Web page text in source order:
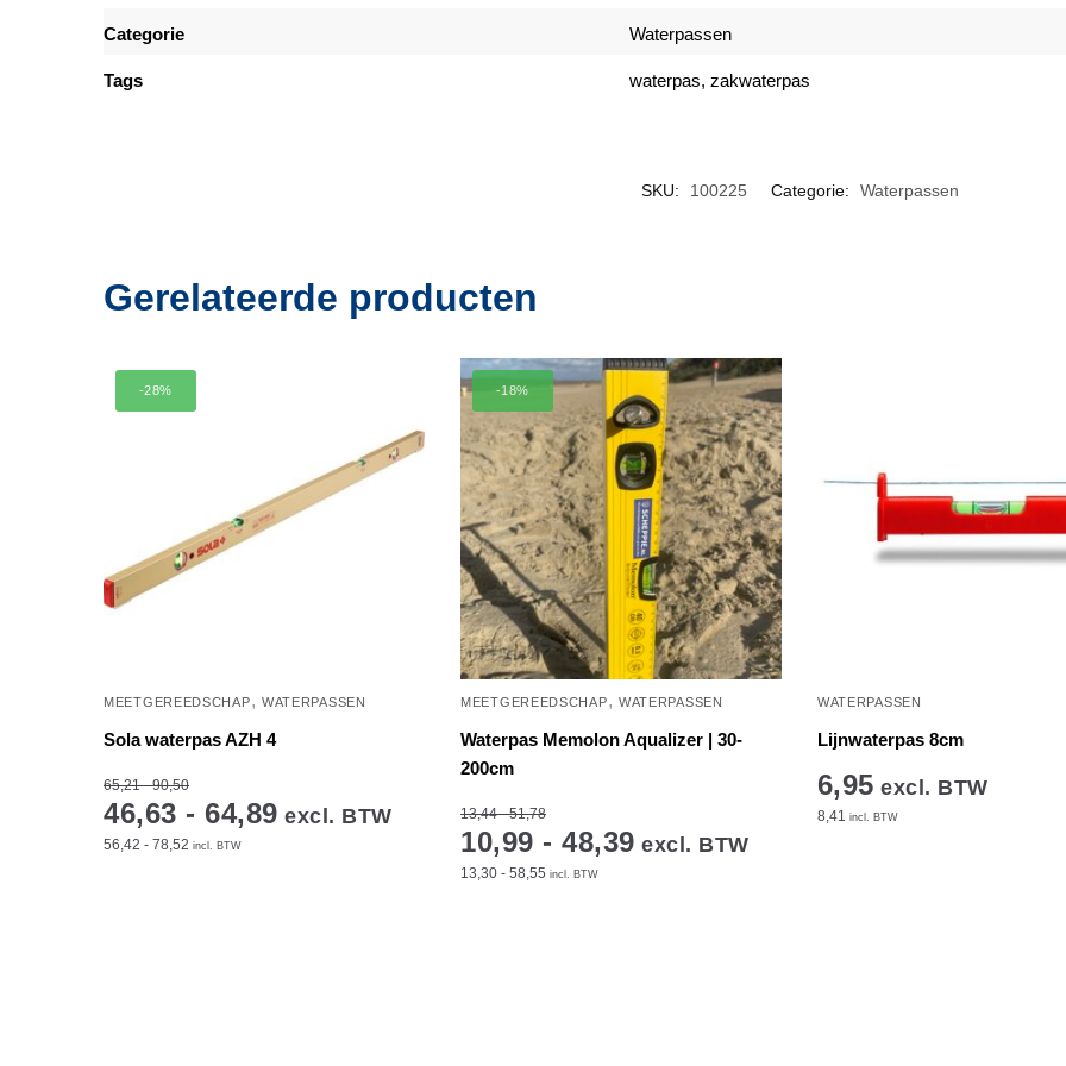
Categorie Waterpassen
Tags waterpas, zakwaterpas
SKU: 100225 Categorie: Waterpassen
Gerelateerde producten
-28%
MEETGEREEDSCHAP, WATERPASSEN
Sola waterpas AZH 4
65,21 - 90,50
46,63 - 64,89 excl. BTW
56,42 - 78,52 incl. BTW
-18%
MEETGEREEDSCHAP, WATERPASSEN
Waterpas Memolon Aqualizer | 30-
200cm
13,44 - 51,78
10,99 - 48,39 excl. BTW
13,30 - 58,55 incl. BTW
WATERPASSEN
Lijnwaterpas 8cm
6,95 excl. BTW
8,41 incl. BTW